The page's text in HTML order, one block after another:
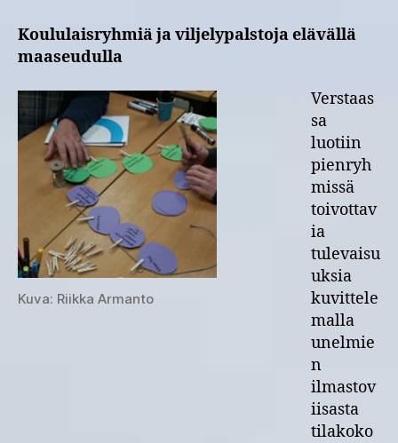
Koululaisryhmiä ja viljelypalstoja elävällä
maaseudulla
Kuva: Riikka Armanto
Verstaas
sa
luotiin
pienryh
missä
toivottav
ia
tulevaisu
uksia
kuvittele
malla
unelmie
n
ilmastov
iisasta
tilakoko